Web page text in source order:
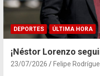
DEPORTES ÚLTIMA HORA
¡Néstor Lorenzo
23/07/2026 Felipe